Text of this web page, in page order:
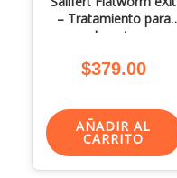
– Tratamiento para
planarias
$379.00
AÑADIR AL
CARRITO